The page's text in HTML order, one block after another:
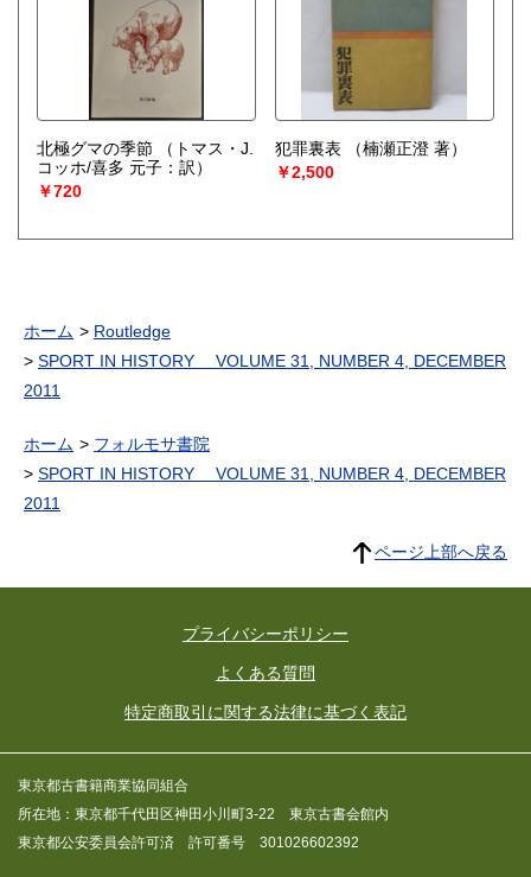
北極グマの季節
（トマス・J.
コッホ/喜多 元子：訳）
￥720
犯罪裏表
（楠瀬正澄 著）
￥2,500
ホーム
Routledge
SPORT IN HISTORY VOLUME 31, NUMBER 4, DECEMBER
2011
ホーム
フォルモサ書院
SPORT IN HISTORY VOLUME 31, NUMBER 4, DECEMBER
2011
ページ上部へ戻る
プライバシーポリシー
よくある質問
特定商取引に関する法律に基づく表記
東京都古書籍商業協同組合
所在地：東京都千代田区神田小川町3-22 東京古書会館内
東京都公安委員会許可済 許可番号 301026602392